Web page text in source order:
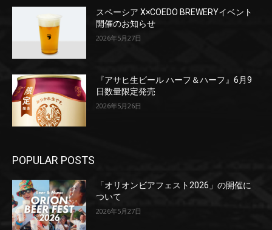
スペーシア X×COEDO BREWERYイベント
開催のお知らせ
2026年5月27日
『アサヒ生ビール ハーフ＆ハーフ』6月9
日数量限定発売
2026年5月26日
POPULAR POSTS
「オリオンビアフェスト2026」の開催に
ついて
2026年5月27日